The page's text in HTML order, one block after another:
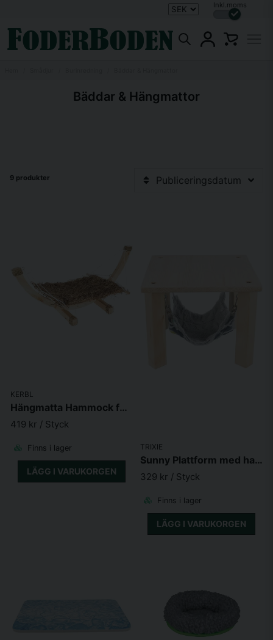
Inkl.moms
Bäddar & Hängmattor
9 produkter Publiceringsdatum
KERBL
Hängmatta Hammock för Kanin 73 x 36 x 34cm
419 kr / Styck
Finns i lager
LÄGG I VARUKORGEN
TRIXIE
Sunny Plattform med hammock 28x24x28 cm
329 kr / Styck
Finns i lager
LÄGG I VARUKORGEN